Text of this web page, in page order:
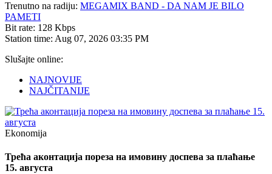
Trenutno na radiju: MEGAMIX BAND - DA NAM JE BILO
PAMETI
Bit rate: 128 Kbps
Station time: Aug 07, 2026 03:35 PM
Slušajte online:
NAJNOVIJE
NAJČITANIJE
Ekonomija
Трећа аконтација пореза на имовину доспева за плаћање
15. августа